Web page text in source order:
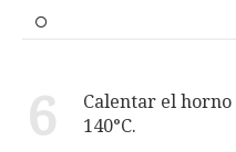
6
Calentar el
140°C.